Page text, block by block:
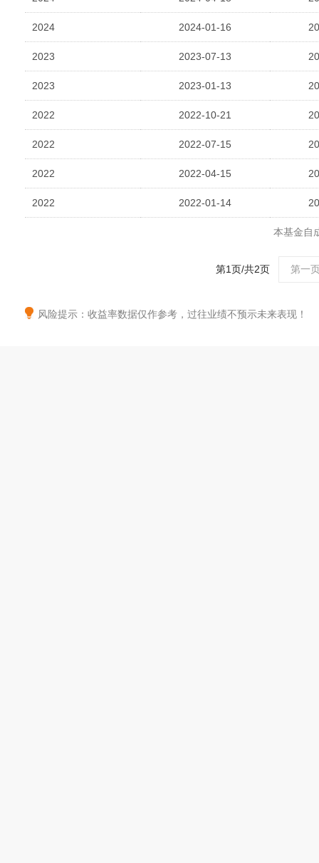
2024 2024-01-16
2023 2023-07-13
2023 2023-01-13
2022 2022-10-21
2022 2022-07-15
2022 2022-04-15
2022 2022-01-14
本基金自
第1页/共2页 第一
风险提示：收益率数据仅作参考，过往业绩不预示未来表现！